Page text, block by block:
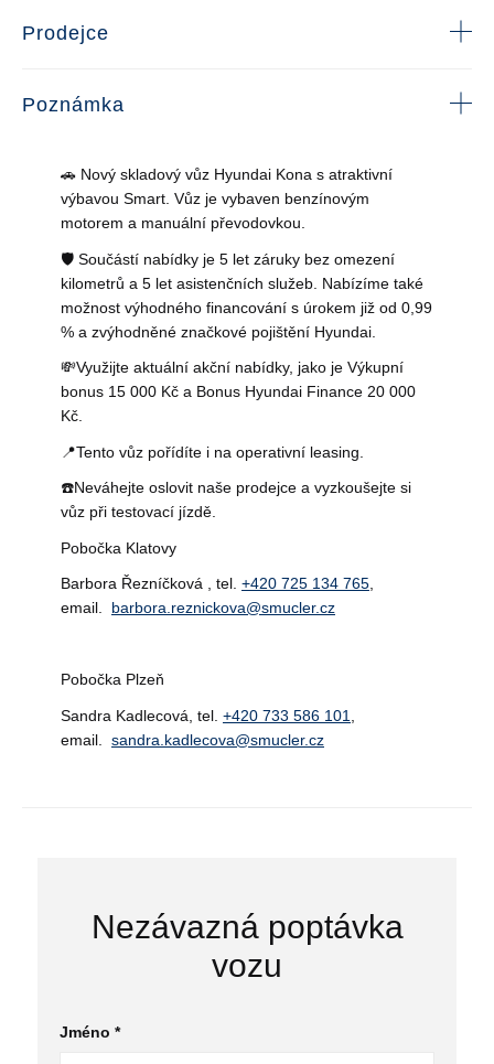
Prodejce
Poznámka
🚗 Nový skladový vůz Hyundai Kona s atraktivní
výbavou Smart. Vůz je vybaven benzínovým
motorem a manuální převodovkou.
🛡️ Součástí nabídky je 5 let záruky bez omezení
kilometrů a 5 let asistenčních služeb. Nabízíme také
možnost výhodného financování s úrokem již od 0,99
% a zvýhodněné značkové pojištění Hyundai.
💸Využijte aktuální akční nabídky, jako je Výkupní
bonus 15 000 Kč a Bonus Hyundai Finance 20 000
Kč.
📍Tento vůz pořídíte i na operativní leasing.
☎️Neváhejte oslovit naše prodejce a vyzkoušejte si
vůz při testovací jízdě.
Pobočka Klatovy
Barbora Řezníčková , tel. +420 725 134 765
email. barbora.reznickova@smucler.cz
Pobočka Plzeň
Sandra Kadlecová, tel. +420 733 586 101
email. sandra.kadlecova@smucler.cz
Nezávazná poptávka
vozu
Jméno *